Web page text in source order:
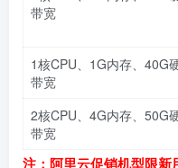
带宽
1核CPU、1G内存、40G
带宽
2核CPU、4G内存、50G
带宽
注：阿里云促销机型限